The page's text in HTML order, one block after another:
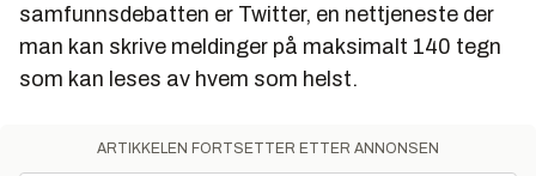
samfunnsdebatten er Twitter, en nettjeneste der
man kan skrive meldinger på maksimalt 140 tegn
som kan leses av hvem som helst.
ARTIKKELEN FORTSETTER ETTER ANNONSEN